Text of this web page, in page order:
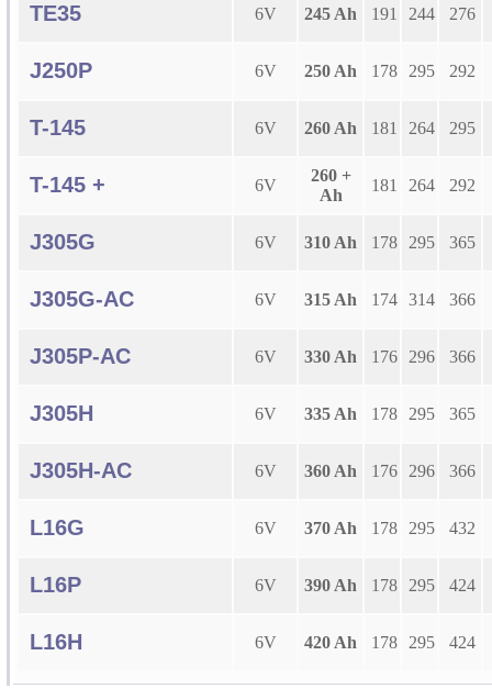
TE35 6V 245 Ah 191 244 276
J250P 6V 250 Ah 178 295 292
T-145 6V 260 Ah 181 264 295
T-145 + 6V
260 +
Ah
181 264 292
J305G 6V 310 Ah 178 295 365
J305G-AC 6V 315 Ah 174 314 366
J305P-AC 6V 330 Ah 176 296 366
J305H 6V 335 Ah 178 295 365
J305H-AC 6V 360 Ah 176 296 366
L16G 6V 370 Ah 178 295 432
L16P 6V 390 Ah 178 295 424
L16H 6V 420 Ah 178 295 424